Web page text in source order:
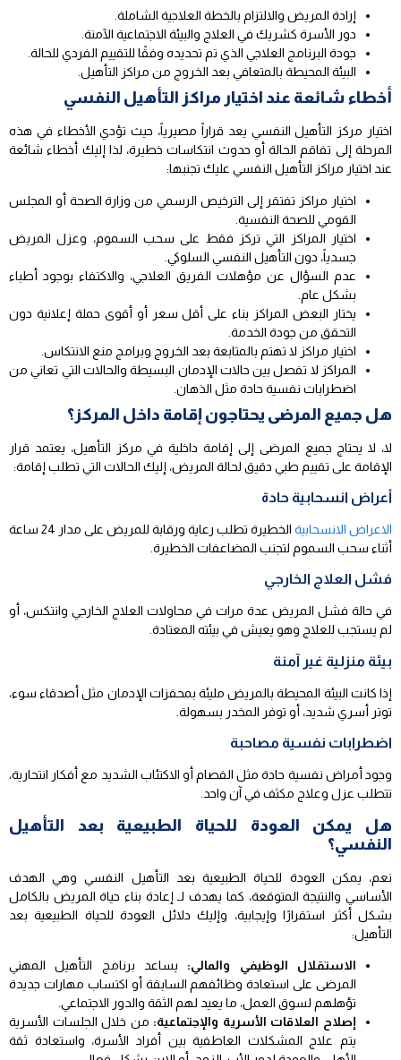
إرادة المريض والالتزام بالخطة العلاجية الشاملة.
دور الأسرة كشريك في العلاج والبيئة الاجتماعية الآمنة.
جودة البرنامج العلاجي الذي تم تحديده وفقًا للتقييم الفردي للحالة.
البيئة المحيطة بالمتعافي بعد الخروج من مراكز التأهيل.
أخطاء شائعة عند اختيار مراكز التأهيل النفسي
اختيار مركز التأهيل النفسي يعد قراراً مصيرياً، حيث تؤدي الأخطاء في هذه
المرحلة إلى تفاقم الحالة أو حدوث انتكاسات خطيرة، لذا إليك أخطاء شائعة
عند اختيار مراكز التأهيل النفسي عليك تجنبها:
اختيار مراكز تفتقر إلى الترخيص الرسمي من وزارة الصحة أو المجلس
القومي للصحة النفسية.
اختيار المراكز التي تركز فقط على سحب السموم، وعزل المريض
جسدياً، دون التأهيل النفسي السلوكي.
عدم السؤال عن مؤهلات الفريق العلاجي، والاكتفاء بوجود أطباء
بشكل عام.
يختار البعض المراكز بناء على أقل سعر أو أقوى حملة إعلانية دون
التحقق من جودة الخدمة.
اختيار مراكز لا تهتم بالمتابعة بعد الخروج وبرامج منع الانتكاس.
المراكز لا تفصل بين حالات الإدمان البسيطة والحالات التي تعاني من
اضطرابات نفسية حادة مثل الذهان.
هل جميع المرضى يحتاجون إقامة داخل المركز؟
لا، لا يحتاج جميع المرضى إلى إقامة داخلية في مركز التأهيل، يعتمد قرار
الإقامة على تقييم طبي دقيق لحالة المريض، إليك الحالات التي تطلب إقامة:
أعراض انسحابية حادة
الاعراض الانسحابية
الخطيرة تطلب رعاية ورقابة للمريض على مدار 24 ساعة
أثناء سحب السموم لتجنب المضاعفات الخطيرة.
فشل العلاج الخارجي
في حالة فشل المريض عدة مرات في محاولات العلاج الخارجي وانتكس، أو
لم يستجب للعلاج وهو يعيش في بيئته المعتادة.
بيئة منزلية غير آمنة
إذا كانت البيئة المحيطة بالمريض مليئة بمحفزات الإدمان مثل أصدقاء سوء،
توتر أسري شديد، أو توفر المخدر بسهولة.
اضطرابات نفسية مصاحبة
وجود أمراض نفسية حادة مثل الفصام أو الاكتئاب الشديد مع أفكار انتحارية،
تتطلب عزل وعلاج مكثف في آن واحد.
هل يمكن العودة للحياة الطبيعية بعد التأهيل
النفسي؟
نعم، يمكن العودة للحياة الطبيعية بعد التأهيل النفسي وهي الهدف
الأساسي والنتيجة المتوقعة، كما يهدف لـ إعادة بناء حياة المريض بالكامل
بشكل أكثر استقرارًا وإيجابية، وإليك دلائل العودة للحياة الطبيعية بعد
التأهيل:
الاستقلال الوظيفي والمالي: يساعد برنامج التأهيل المهني
المرضى على استعادة وظائفهم السابقة أو اكتساب مهارات جديدة
تؤهلهم لسوق العمل، ما يعيد لهم الثقة والدور الاجتماعي.
إصلاح العلاقات الأسرية والإجتماعية: من خلال الجلسات الأسرية
يتم علاج المشكلات العاطفية بين أفراد الأسرة، واستعادة ثقة